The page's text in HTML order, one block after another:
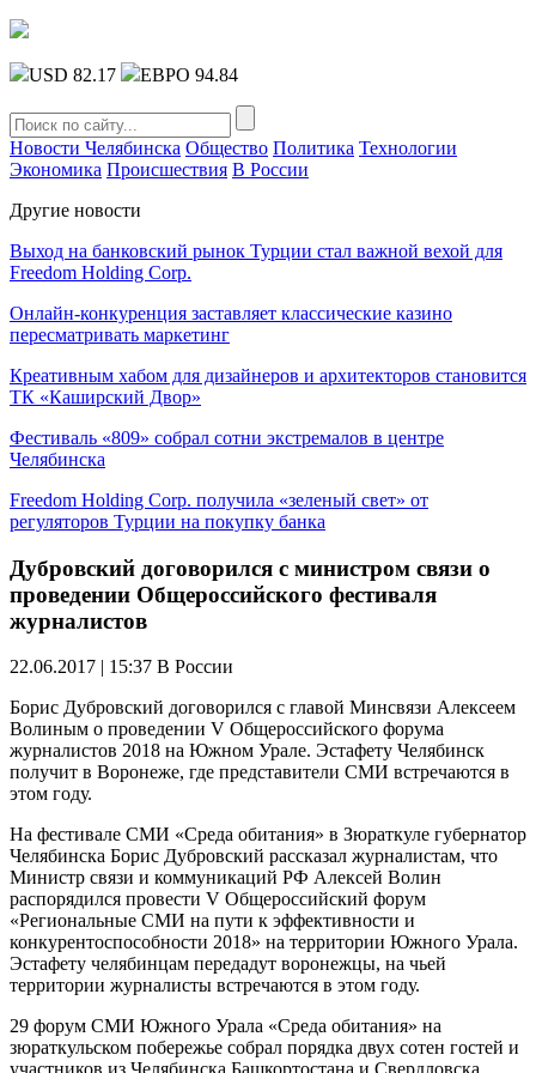
USD 82.17 ЕВРО 94.84
Новости Челябинска Общество Политика Технологии
Экономика Происшествия В России
Другие новости
Выход на банковский рынок Турции стал важной вехой для
Freedom Holding Corp.
Онлайн-конкуренция заставляет классические казино
пересматривать маркетинг
Креативным хабом для дизайнеров и архитекторов становится
ТК «Каширский Двор»
Фестиваль «809» собрал сотни экстремалов в центре
Челябинска
Freedom Holding Corp. получила «зеленый свет» от
регуляторов Турции на покупку банка
Дубровский договорился с министром связи о
проведении Общероссийского фестиваля
журналистов
22.06.2017 | 15:37 В России
Борис Дубровский договорился с главой Минсвязи Алексеем
Волиным о проведении V Общероссийского форума
журналистов 2018 на Южном Урале. Эстафету Челябинск
получит в Воронеже, где представители СМИ встречаются в
этом году.
На фестивале СМИ «Среда обитания» в Зюраткуле губернатор
Челябинска Борис Дубровский рассказал журналистам, что
Министр связи и коммуникаций РФ Алексей Волин
распорядился провести V Общероссийский форум
«Региональные СМИ на пути к эффективности и
конкурентоспособности 2018» на территории Южного Урала.
Эстафету челябинцам передадут воронежцы, на чьей
территории журналисты встречаются в этом году.
29 форум СМИ Южного Урала «Среда обитания» на
зюраткульском побережье собрал порядка двух сотен гостей и